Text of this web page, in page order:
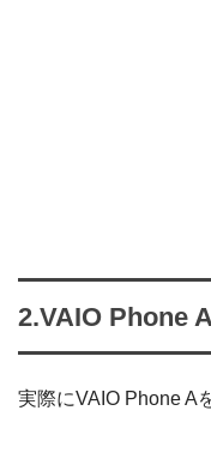
2.VAIO Phone
実際にVAIO Phone A